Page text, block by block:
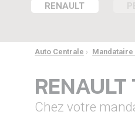
RENAULT
Auto Centrale › Mandataire
RENAULT
Chez votre